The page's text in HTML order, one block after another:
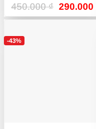
450.000₫ Giá
gốc
290.000
-43%